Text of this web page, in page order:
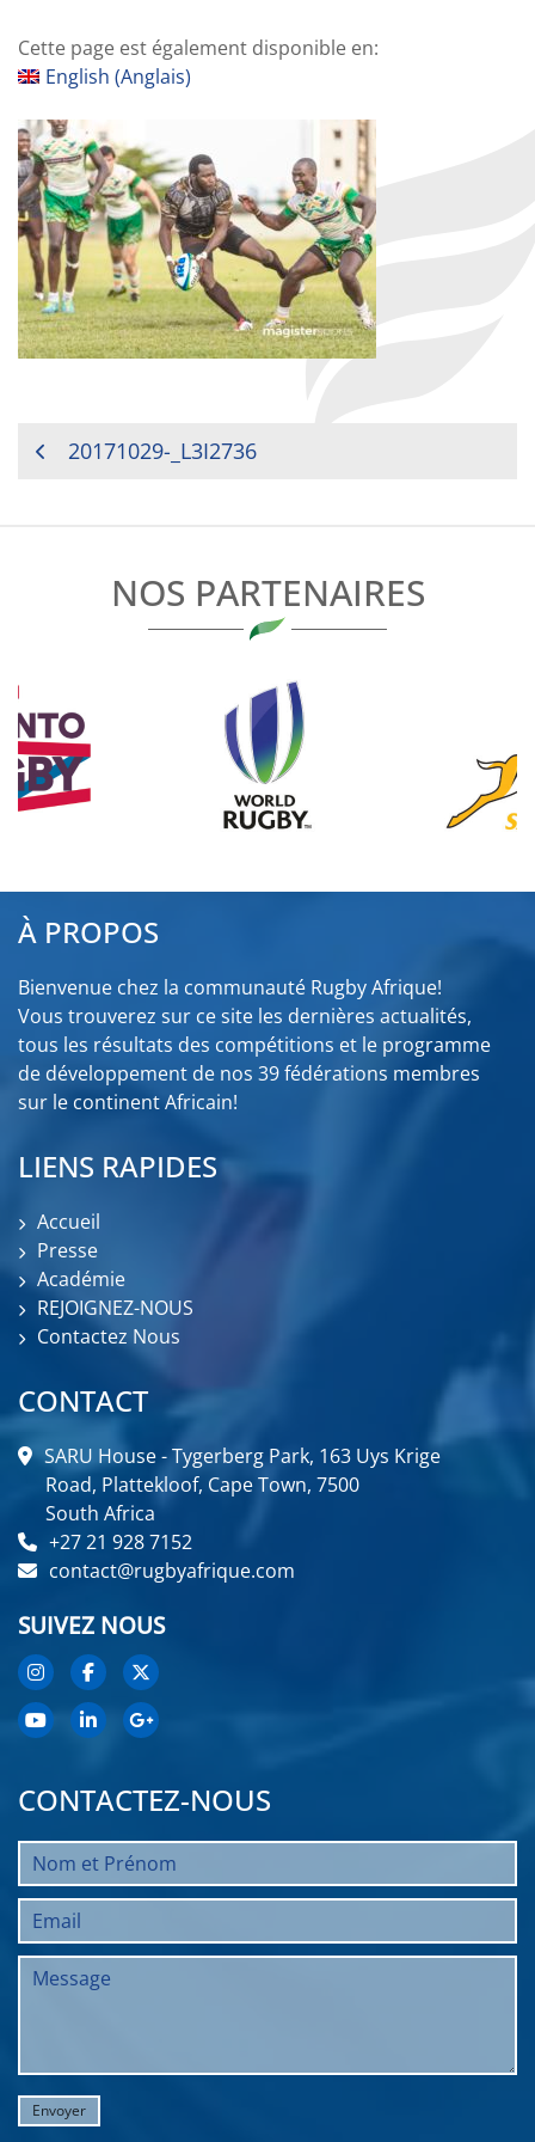
Cette page est également disponible en:
English (Anglais)
NAVIGATION
20171029-_L3I2736
NOS PARTENAIRES
À PROPOS
Bienvenue chez la communauté Rugby Afrique!
Vous trouverez sur ce site les dernières actualités,
tous les résultats des compétitions et le programme
de développement de nos 39 fédérations membres
sur le continent Africain!
LIENS RAPIDES
Accueil
Presse
Académie
REJOIGNEZ-NOUS
Contactez Nous
CONTACT
SARU House - Tygerberg Park, 163 Uys Krige
Road, Plattekloof, Cape Town, 7500
South Africa
+27 21 928 7152
contact@rugbyafrique.com
SUIVEZ NOUS
CONTACTEZ-NOUS